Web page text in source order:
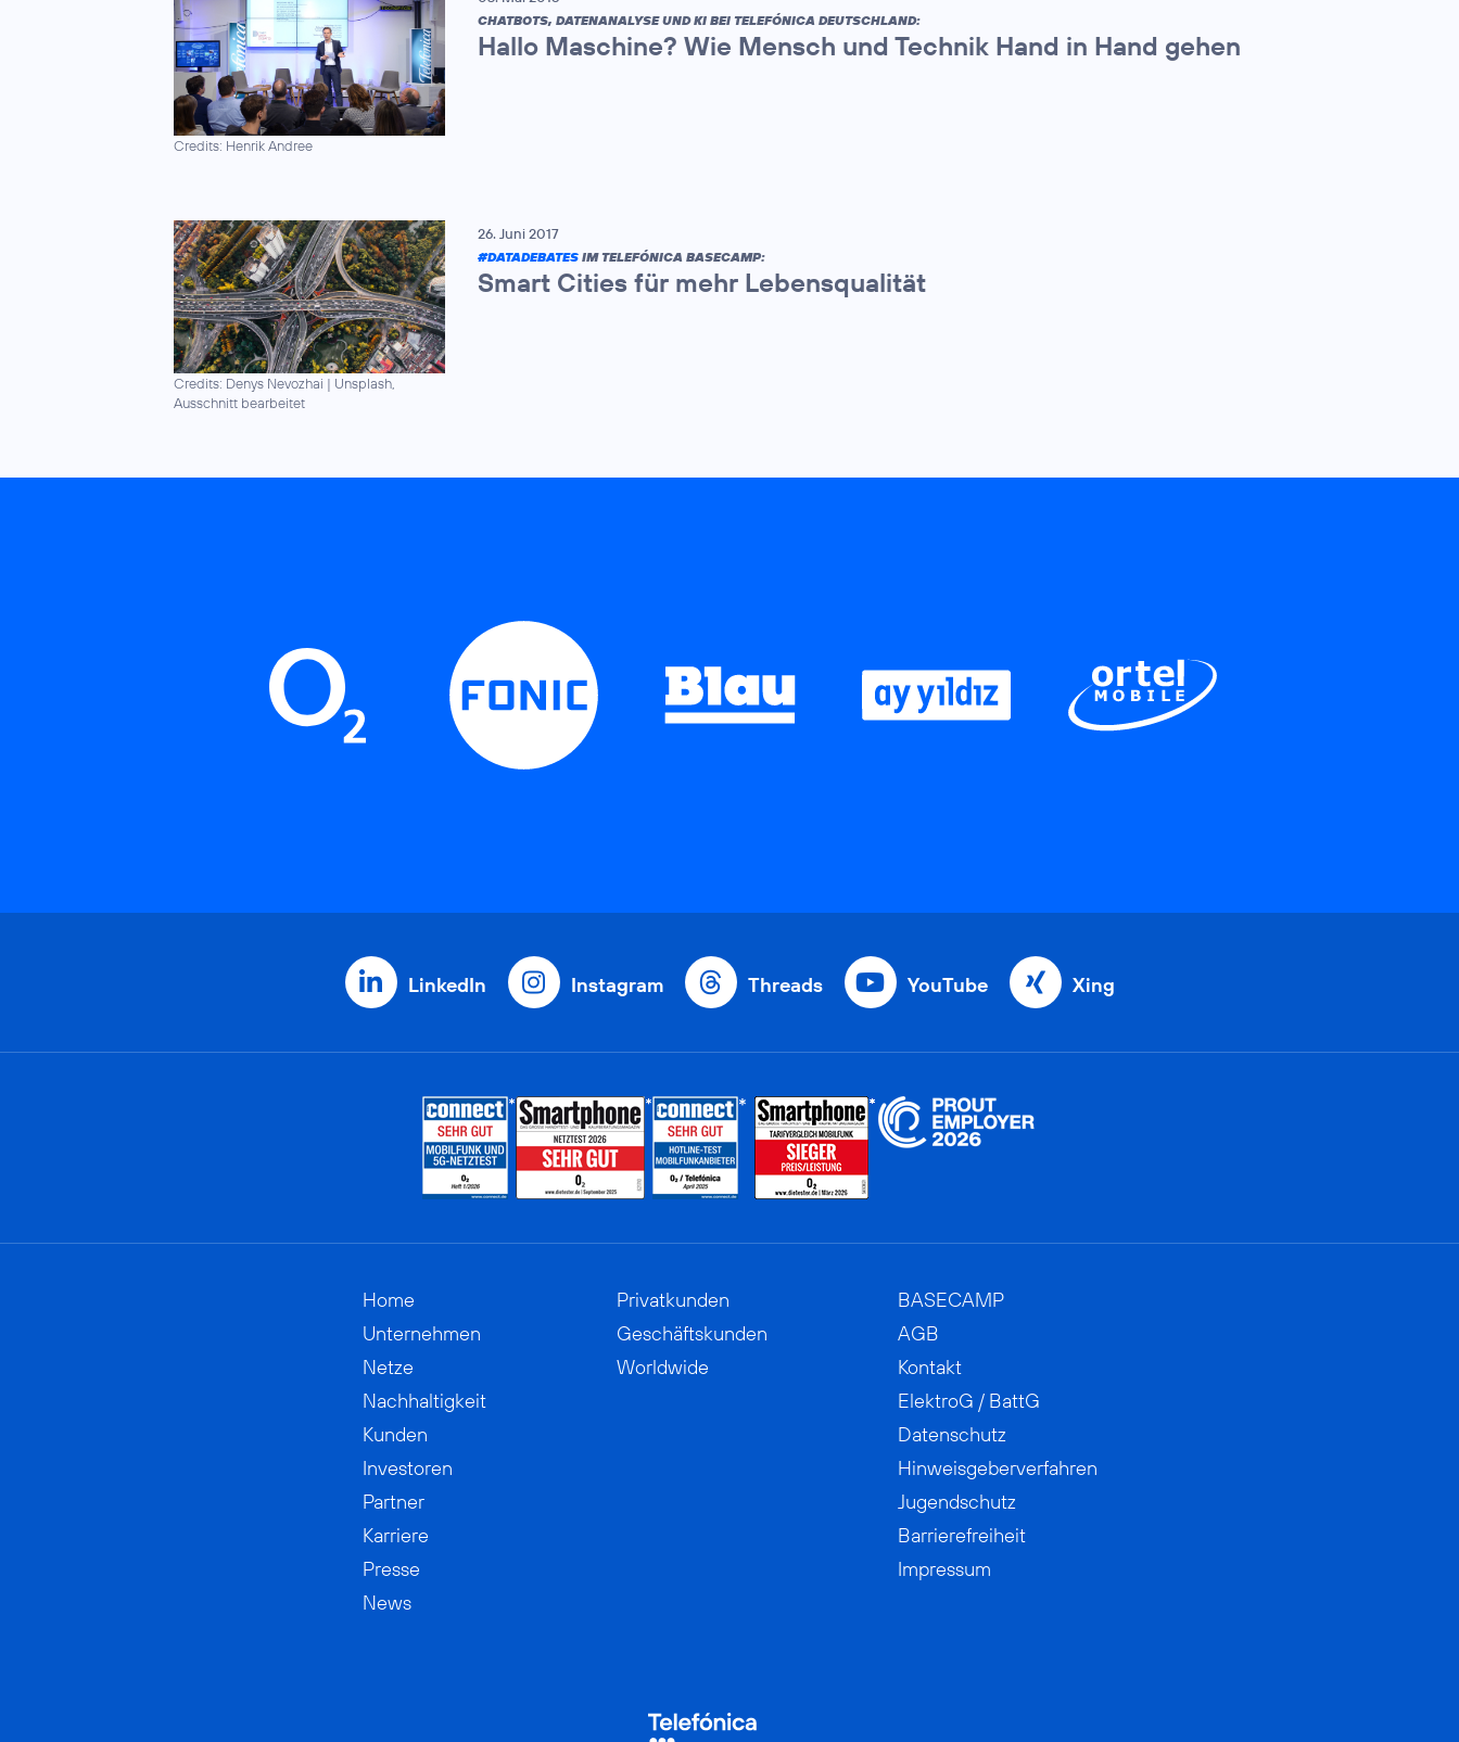
Credits: Henrik Andree
CHATBOTS, DATENANALYSE UND KI BEI TELEFÓNICA DEUTSCHLAND:
Hallo Maschine? Wie Mensch und Technik Hand in Hand gehen
Credits: Denys Nevozhai | Unsplash,
Ausschnitt bearbeitet
26. Juni 2017
#DATADEBATES IM TELEFÓNICA BASECAMP:
Smart Cities für mehr Lebensqualität
LinkedIn Instagram Threads YouTube Xing
Home
Unternehmen
Netze
Nachhaltigkeit
Kunden
Investoren
Partner
Karriere
Presse
News
Privatkunden
Geschäftskunden
Worldwide
BASECAMP
AGB
Kontakt
ElektroG / BattG
Datenschutz
Hinweisgeberverfahren
Jugendschutz
Barrierefreiheit
Impressum